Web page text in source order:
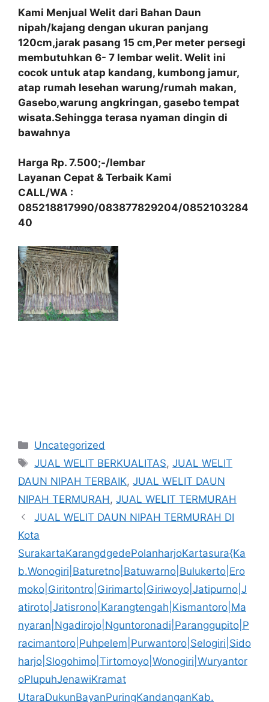
Kami Menjual Welit dari Bahan Daun
nipah/kajang dengan ukuran panjang
120cm,jarak pasang 15 cm,Per meter persegi
membutuhkan 6- 7 lembar welit. Welit ini
cocok untuk atap kandang, kumbong jamur,
atap rumah lesehan warung/rumah makan,
Gasebo,warung angkringan, gasebo tempat
wisata.Sehingga terasa nyaman dingin di
bawahnya
Harga Rp. 7.500;-/lembar
Layanan Cepat & Terbaik Kami
CALL/WA :
085218817990/083877829204/0852103284
40
Kategori
Uncategorized
Tag
JUAL WELIT BERKUALITAS,JUAL WELIT
DAUN NIPAH TERBAIK, JUAL WELIT DAUN
NIPAH TERMURAH, JUAL WELIT TERMURAH
JUAL WELIT DAUN NIPAH TERMURAH DI
Kota
SurakartaKarangdgedePolanharjoKartasura{Ka
b.Wonogiri|Baturetno|Batuwarno|Bulukerto|Ero
moko|Giritontro|Girimarto|Giriwoyo|Jatipurno|J
atiroto|Jatisrono|Karangtengah|Kismantoro|Ma
nyaran|Ngadirojo|Nguntoronadi|Paranggupito|P
racimantoro|Puhpelem|Purwantoro|Selogiri|Sido
harjo|Slogohimo|Tirtomoyo|Wonogiri|Wuryantor
oPlupuhJenawiKramat
UtaraDukunBayanPuringKandanganKab.